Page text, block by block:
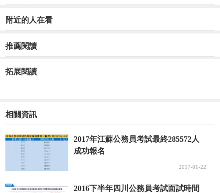
附近的人在看
推薦閱讀
拓展閱讀
相關資訊
2017年江蘇公務員考試最終285572人
成功報名
2017-01-22
2016下半年四川公務員考試面試時間